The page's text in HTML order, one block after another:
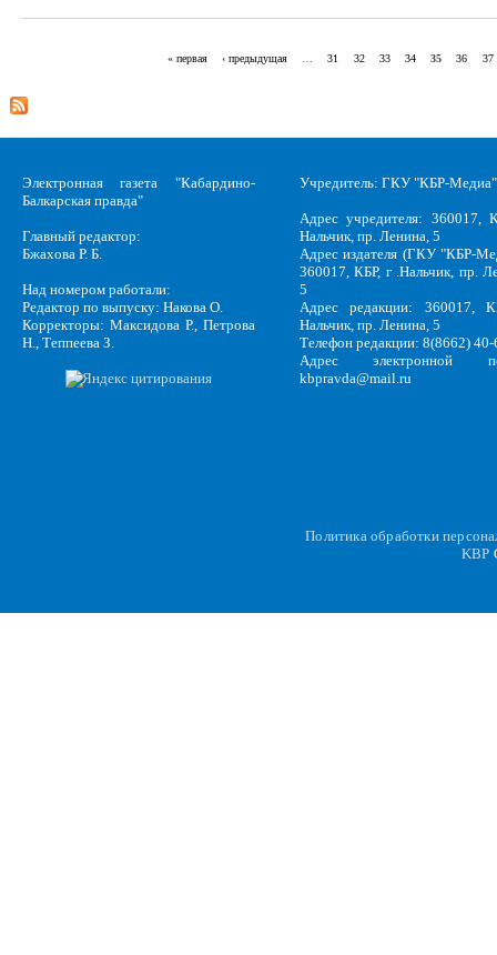
« первая ‹ предыдущая … 31 32 33 34 35 36 37
Электронная газета "Кабардино-
Балкарская правда"
Главный редактор:
Бжахова Р. Б.
Над номером работали:
Редактор по выпуску: Накова О.
Корректоры: Максидова Р., Петрова
Н., Теппеева З.
Учредитель: ГКУ "КБР-Медиа"
Адрес учредителя: 360017,
Нальчик, пр. Ленина, 5
Адрес издателя (ГКУ "КБР-
360017, КБР, г .Нальчик, пр.
5
Адрес редакции: 360017,
Нальчик, пр. Ленина, 5
Телефон редакции: 8(8662)
Адрес электронной
kbpravda@mail.ru
Политика обработки
KBP